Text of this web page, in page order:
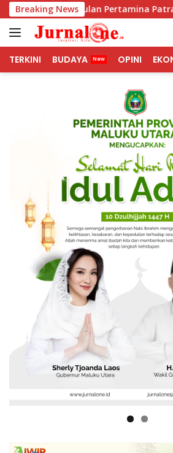
Langsung
ke
konten
Breaking News
Pertamina Patra Niaga
TERKINI BUDAYA OPINI